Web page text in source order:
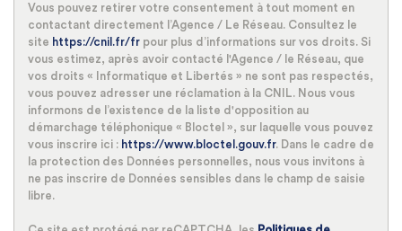
Vous pouvez retirer votre consentement à tout moment en
contactant directement l’Agence / Le Réseau. Consultez le
site https://cnil.fr/fr pour plus d’informations sur vos droits. Si
vous estimez, après avoir contacté l'Agence / le Réseau, que
vos droits « Informatique et Libertés » ne sont pas respectés,
vous pouvez adresser une réclamation à la CNIL. Nous vous
informons de l’existence de la liste d'opposition au
démarchage téléphonique « Bloctel », sur laquelle vous pouvez
vous inscrire ici : https://www.bloctel.gouv.fr. Dans le cadre de
la protection des Données personnelles, nous vous invitons à
ne pas inscrire de Données sensibles dans le champ de saisie
libre.